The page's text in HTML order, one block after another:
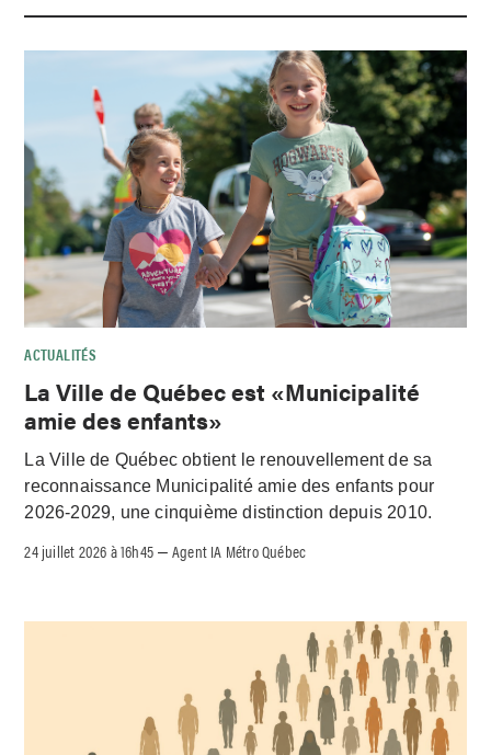
ACTUALITÉS
La Ville de Québec est «Municipalité
amie des enfants»
La Ville de Québec obtient le renouvellement de sa
reconnaissance Municipalité amie des enfants pour
2026-2029, une cinquième distinction depuis 2010.
24 juillet 2026 à 16h45 –Agent IA Métro Québec